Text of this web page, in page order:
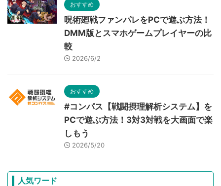
おすすめ
呪術廻戦ファンパレをPCで遊ぶ方法！
DMM版とスマホゲームプレイヤーの比
較
2026/6/2
おすすめ
#コンパス【戦闘摂理解析システム】を
PCで遊ぶ方法！3対3対戦を大画面で楽
しもう
2026/5/20
人気ワード